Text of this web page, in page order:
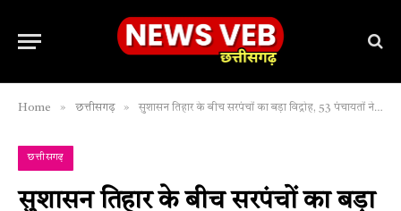
Home » छत्तीसगढ़ » सुशासन तिहार के बीच सरपंचों का बड़ा विद्रोह, 53 पंचायतों ने खोला मोर्चा
छत्तीसगढ़
सुशासन तिहार के बीच सरपंचों का बड़ा